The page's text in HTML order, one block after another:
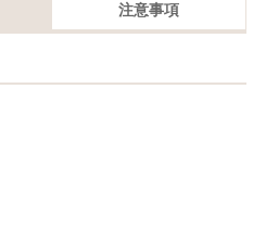
注意事項